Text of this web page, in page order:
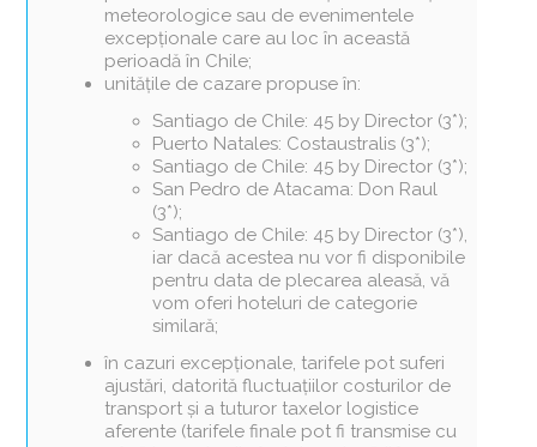
meteorologice sau de evenimentele
excepționale care au loc în această
perioadă în Chile;
unitățile de cazare propuse în:
Santiago de Chile: 45 by Director (3*);
Puerto Natales: Costaustralis (3*);
Santiago de Chile: 45 by Director (3*);
San Pedro de Atacama: Don Raul
(3*);
Santiago de Chile: 45 by Director (3*),
iar dacă acestea nu vor fi disponibile
pentru data de plecarea aleasă, vă
vom oferi hoteluri de categorie
similară;
în cazuri excepționale, tarifele pot suferi
ajustări, datorită fluctuațiilor costurilor de
transport și a tuturor taxelor logistice
aferente (tarifele finale pot fi transmise cu